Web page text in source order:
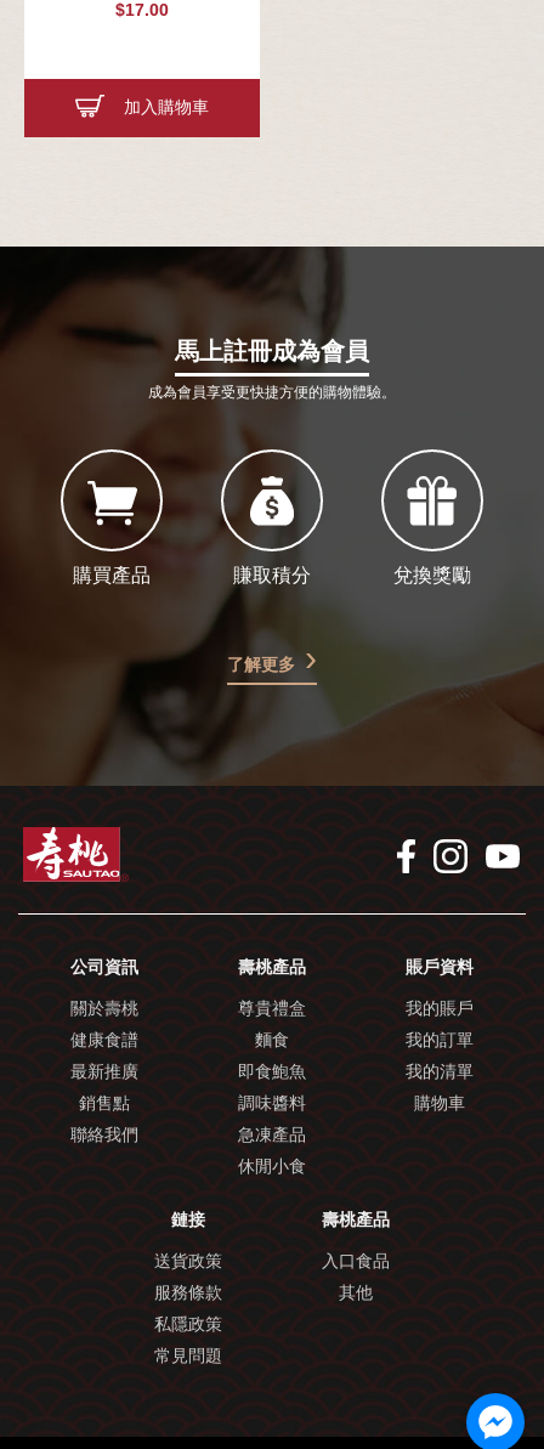
$17.00
加入購物車
馬上註冊成為會員
成為會員享受更快捷方便的購物體驗。
購買產品 賺取積分 兌換獎勵
了解更多
公司資訊
關於壽桃
健康食譜
最新推廣
銷售點
聯絡我們
壽桃產品
尊貴禮盒
麵食
即食鮑魚
調味醬料
急凍產品
休閒小食
壽桃產品
入口食品
其他
鏈接
送貨政策
服務條款
私隱政策
常見問題
賬戶資料
我的賬戶
我的訂單
我的清單
購物車